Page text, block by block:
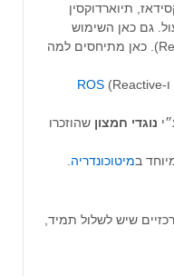
תיוארדוקסין
גם כאן השימוש
(Redox). כאן מתיחסים למה
ROS (Reactive
נוגדי חמצון שהוזכרו
במיטוכונדריה.
שיש לשלול תמיד,